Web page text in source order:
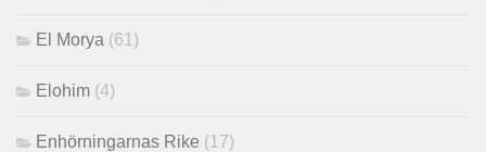
El Morya (61)
Elohim (4)
Enhörningarnas Rike (17)